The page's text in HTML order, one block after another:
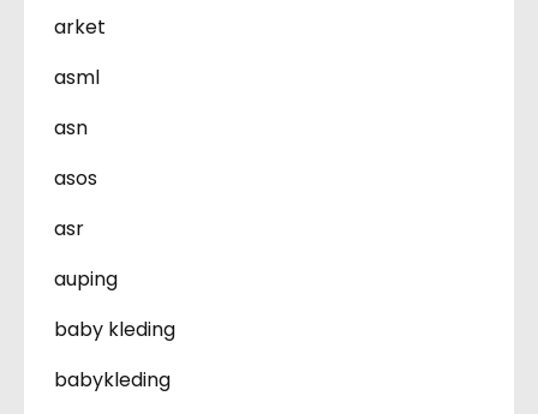
arket
asml
asn
asos
asr
auping
baby kleding
babykleding